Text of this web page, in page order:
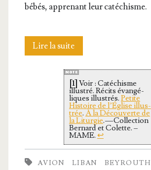
bébés, appre­nant leur catéchisme.
Lire la suiteHis­
Sainte
illus­
trée
–
Ber­
[1] Voir : Caté­chisme
illus­tré. Récits évan­gé­
liques illus­trés. Petite
His­toire de l’É­glise illus­
trée. À la Décou­verte de
la Litur­gie. — Col­lec­tion
Ber­nard et Colette. –
MAME. ↩
AVION LIBAN BEYROUTH